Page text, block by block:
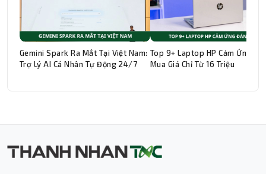
Gemini Spark Ra Mắt Tại Việt Nam:
Trợ Lý AI Cá Nhân Tự Động 24/7
Top 9+ Laptop HP Cảm Ứng
Mua Giá Chỉ Từ 16 Triệu